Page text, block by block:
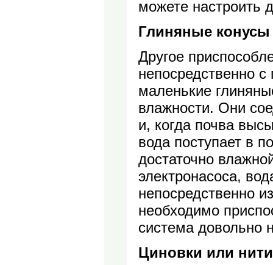
можете настроить
Глиняные конусы
Другое
непосредственно
маленькие
влажности. Они
и, когда почва
вода поступает в
достаточно
электронасоса,
непосредственно
необходимо
система довольно
Циновки или